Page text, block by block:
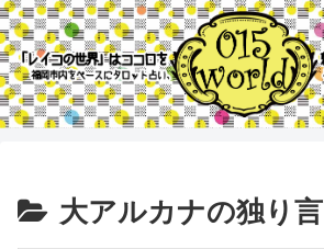
大アルカナの独り言